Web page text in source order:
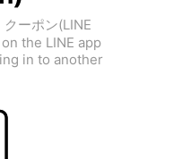
ーポン(LINE
the LINE app
in to another